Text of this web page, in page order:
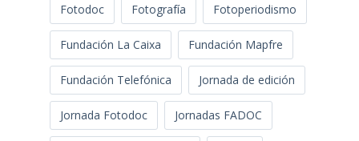
Fotodoc Fotografía Fotoperiodismo
Fundación La Caixa Fundación Mapfre
Fundación Telefónica Jornada de edición
Jornada Fotodoc Jornadas FADOC